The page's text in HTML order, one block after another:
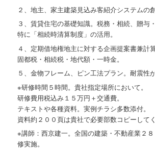
２、地主、家主建築見込み客紹介システムの創
３、賃貸住宅の基礎知識。税務・相続、贈与
特に「相続時清算制度」の活用。
４、定期借地権地主に対する企画提案書兼計
固都税・相続税・地代額・一時金。
５、金物フレーム、ピン工法プラン。耐震性
※研修時間５時間。貴社指定場所において。
研修費用税込み１５万円＋交通費。
テキストや各種資料。実例チラシ多数添付。
資料約２００頁は貴社で必要部数コピーしてく
※講師：西京建一。全国の建築・不動産業２
修実施。